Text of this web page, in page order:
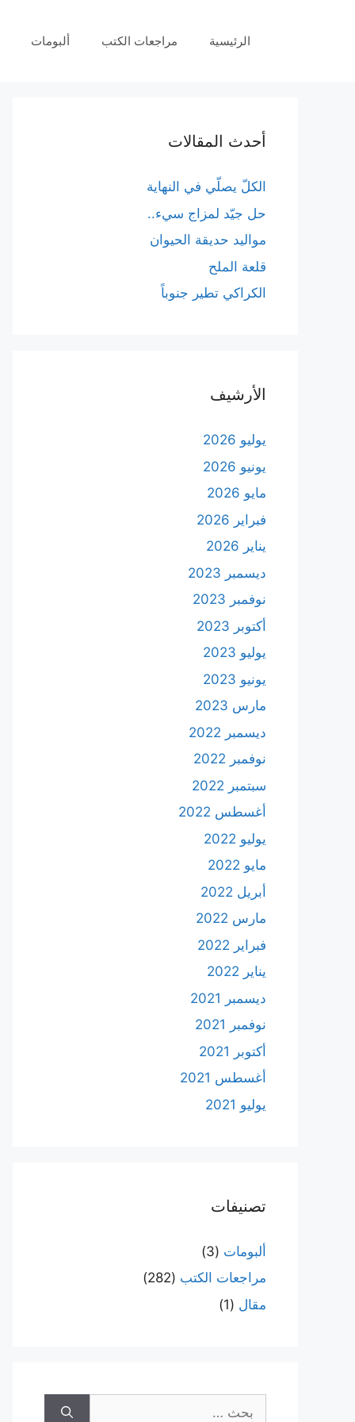
الرئيسية مراجعات الكتب ألبومات
أحدث المقالات
الكلّ يصلّي في النهاية
حل جيّد لمزاج سيء..
مواليد حديقة الحيوان
قلعة الملح
الكراكي تطير جنوباً
الأرشيف
يوليو 2026
يونيو 2026
مايو 2026
فبراير 2026
يناير 2026
ديسمبر 2023
نوفمبر 2023
أكتوبر 2023
يوليو 2023
يونيو 2023
مارس 2023
ديسمبر 2022
نوفمبر 2022
سبتمبر 2022
أغسطس 2022
يوليو 2022
مايو 2022
أبريل 2022
مارس 2022
فبراير 2022
يناير 2022
ديسمبر 2021
نوفمبر 2021
أكتوبر 2021
أغسطس 2021
يوليو 2021
تصنيفات
ألبومات (3)
مراجعات الكتب (282)
مقال (1)